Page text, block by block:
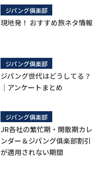
ジパング俱楽部
現地発！ おすすめ旅ネタ情報
ジパング俱楽部
ジパング世代はどうしてる？
｜アンケートまとめ
ジパング俱楽部
JR各社の繁忙期・閑散期カレ
ンダー＆ジパング俱楽部割引
が適用されない期間